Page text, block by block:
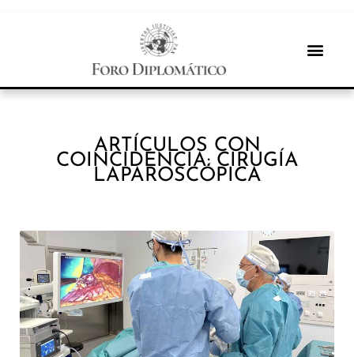
ARTÍCULOS CON
COINCIDENCIA: CIRUGÍA
LAPAROSCÓPICA